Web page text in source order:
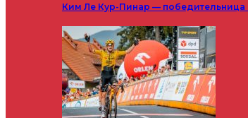
Ким Ле Кур-Пинар — победительница